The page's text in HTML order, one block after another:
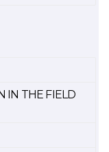
IN THE FIELD